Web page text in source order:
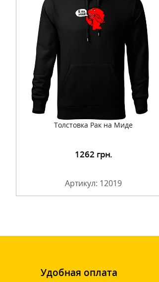
Толстовка Рак на Миде
1262 грн.
Артикул: 12019
Подробнее
Удобная оплата